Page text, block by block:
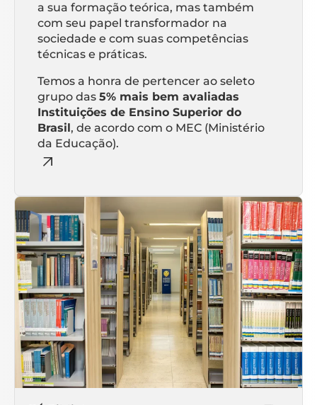
a sua formação teórica, mas também
com seu papel transformador na
sociedade e com suas competências
técnicas e práticas.
Temos a honra de pertencer ao seleto
grupo das 5% mais bem avaliadas
Instituições de Ensino Superior do
Brasil, de acordo com o MEC (Ministério
da Educação).